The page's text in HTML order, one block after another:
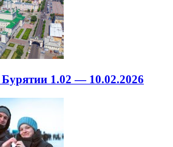
1.02 — 10.02.2026